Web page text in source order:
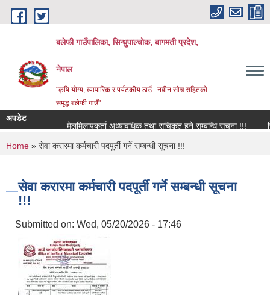
Skip to main content
बलेफी गाउँपालिका, सिन्धुपाल्चोक, बागमती प्रदेश,
नेपाल
"कृषि योग्य, व्यापारिक र पर्यटकीय ठाउँ : नवीन सोच सहितको
समृद्ध बलेफी गाउँ"
अपडेट
मेलमिलापकर्ता अध्यावधिक तथा सूचिकृत हुने सम्बन्धि सूचना !!!
You are here
Home » सेवा करारमा कर्मचारी पदपूर्ती गर्ने सम्बन्धी सूचना !!!
सेवा करारमा कर्मचारी पदपूर्ती गर्ने सम्बन्धी सूचना
!!!
Submitted on: Wed, 05/20/2026 - 17:46